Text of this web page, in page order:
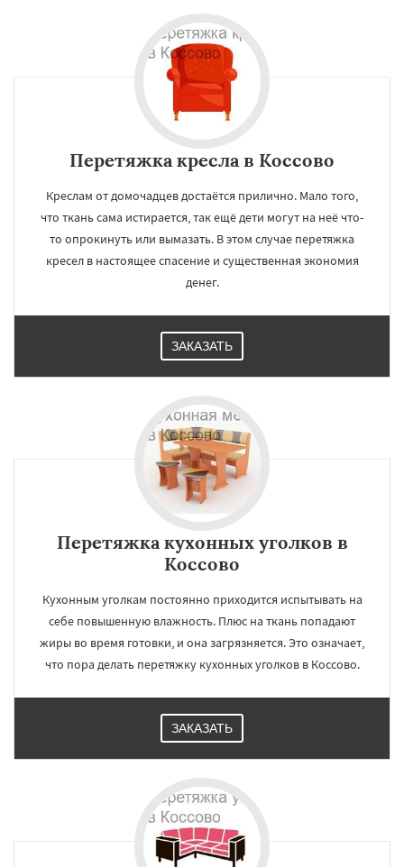
Перетяжка кресла в Коссово
Креслам от домочадцев достаётся прилично. Мало того,
что ткань сама истирается, так ещё дети могут на неё что-
то опрокинуть или вымазать. В этом случае перетяжка
кресел в настоящее спасение и существенная экономия
денег.
ЗАКАЗАТЬ
Перетяжка кухонных уголков в
Коссово
Кухонным уголкам постоянно приходится испытывать на
себе повышенную влажность. Плюс на ткань попадают
жиры во время готовки, и она загрязняется. Это означает,
что пора делать перетяжку кухонных уголков в Коссово.
ЗАКАЗАТЬ